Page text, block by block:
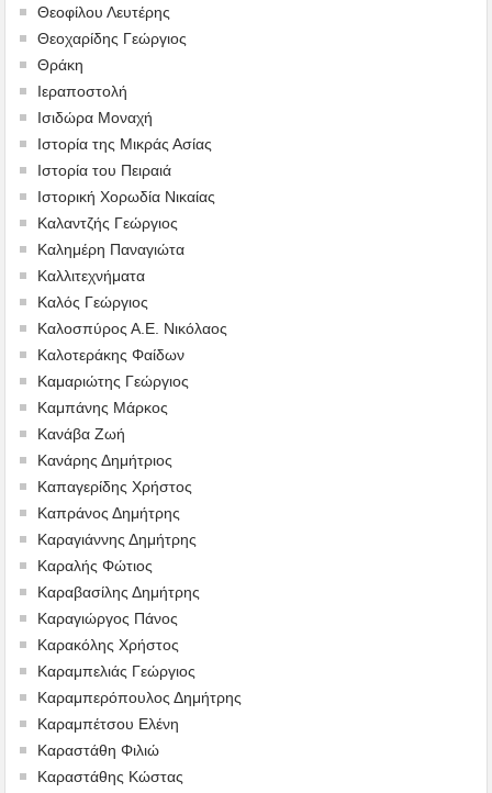
Θεοφίλου Λευτέρης
Θεοχαρίδης Γεώργιος
Θράκη
Ιεραποστολή
Ισιδώρα Μοναχή
Ιστορία της Μικράς Ασίας
Ιστορία του Πειραιά
Ιστορική Χορωδία Νικαίας
Καλαντζής Γεώργιος
Καλημέρη Παναγιώτα
Καλλιτεχνήματα
Καλός Γεώργιος
Καλοσπύρος Α.Ε. Νικόλαος
Καλοτεράκης Φαίδων
Καμαριώτης Γεώργιος
Καμπάνης Μάρκος
Κανάβα Ζωή
Κανάρης Δημήτριος
Καπαγερίδης Χρήστος
Καπράνος Δημήτρης
Καραγιάννης Δημήτρης
Καραλής Φώτιος
Καραβασίλης Δημήτρης
Καραγιώργος Πάνος
Καρακόλης Χρήστος
Καραμπελιάς Γεώργιος
Καραμπερόπουλος Δημήτρης
Καραμπέτσου Ελένη
Καραστάθη Φιλιώ
Καραστάθης Κώστας